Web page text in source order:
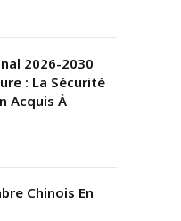
2026-2030
: La Sécurité
Acquis À
Chinois En